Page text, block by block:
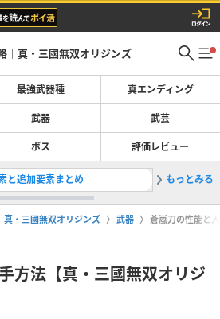
｜真・三國無双オリジンズ
最強武器種 真エンディング
武器 武芸
ボス 評価レビュー
と追加要素まとめ 2ストー
もっとみる
・三國無双オリジンズ 武器 蒼嵐刀の性能と
方法【真・三國無双オリジ